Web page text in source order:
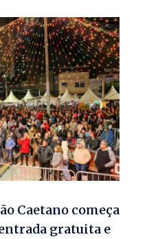
Caetano começa
gratuita e